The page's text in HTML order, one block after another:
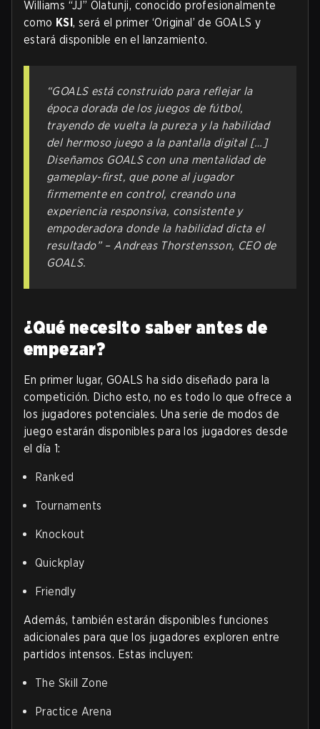
Williams “JJ” Olatunji, conocido profesionalmente
como KSI, será el primer ‘Original’ de GOALS y
estará disponible en el lanzamiento.
“GOALS está construido para reflejar la
época dorada de los juegos de fútbol,
trayendo de vuelta la pureza y la habilidad
del hermoso juego a la pantalla digital […]
Diseñamos GOALS con una mentalidad de
gameplay-first, que pone al jugador
firmemente en control, creando una
experiencia responsiva, consistente y
empoderadora donde la habilidad dicta el
resultado” – Andreas Thorstensson, CEO de
GOALS.
¿Qué necesito saber antes de
empezar?
En primer lugar, GOALS ha sido diseñado para la
competición. Dicho esto, no es todo lo que ofrece a
los jugadores potenciales. Una serie de modos de
juego estarán disponibles para los jugadores desde
el día 1:
Ranked
Tournaments
Knockout
Quickplay
Friendly
Además, también estarán disponibles funciones
adicionales para que los jugadores exploren entre
partidos intensos. Estas incluyen:
The Skill Zone
Practice Arena